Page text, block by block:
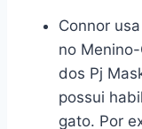
Connor
no
dos Pj
possui
gato. Por